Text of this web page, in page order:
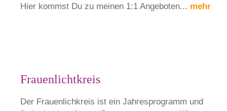
Hier kommst Du zu meinen 1:1 Angeboten... mehr
Frauenlichtkreis
Der Frauenlichkreis ist ein Jahresprogramm und